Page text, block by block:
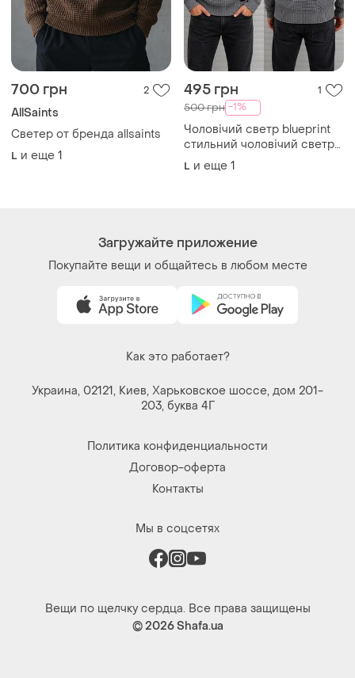
700 грн 2
AllSaints
Светер от бренда allsaints
L и еще 1
495 грн 1
500 грн -1%
Чоловічий светр blueprint
стильний чоловічий светр
від бренду blueprint із
фактурною в’язкою та
L и еще 1
Загружайте приложение
Покупайте вещи и общайтесь в любом месте
Как это работает?
Украина, 02121, Киев, Харьковское шоссе, дом 201-
203, буква 4Г
Политика конфиденциальности
Договор-оферта
Контакты
Мы в соцсетях
Вещи по щелчку сердца. Все права защищены
© 2026Shafa.ua